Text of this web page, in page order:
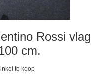
Rossi vlag
cm.
te koop